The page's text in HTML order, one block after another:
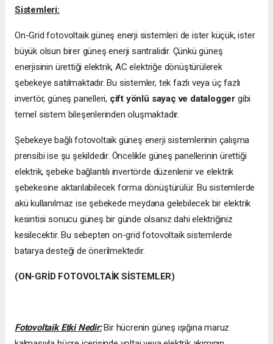
Sistemleri:
On-Grid fotovoltaik güneş enerji sistemleri de ister küçük, ister
büyük olsun birer güneş enerji santralidir. Çünkü güneş
enerjisinin ürettiği elektrik, AC elektriğe dönüştürülerek
şebekeye satılmaktadır. Bu sistemler, tek fazlı veya üç fazlı
invertör, güneş panelleri, çift yönlü sayaç ve datalogger gibi
temel sistem bileşenlerinden oluşmaktadır.
Şebekeye bağlı fotovoltaik güneş enerji sistemlerinin çalışma
prensibi ise şu şekildedir. Öncelikle güneş panellerinin ürettiği
elektrik, şebeke bağlantılı invertörde düzenlenir ve elektrik
şebekesine aktarılabilecek forma dönüştürülür. Bu sistemlerde
akü kullanılmaz ise şebekede meydana gelebilecek bir elektrik
kesintisi sonucu güneş bir günde olsanız dahi elektriğiniz
kesilecektir. Bu sebepten on-grid fotovoltaik sistemlerde
batarya desteği de önerilmektedir.
(ON-GRİD FOTOVOLTAİK SİSTEMLER)
Fotovoltaik Etki Nedir:Bir hücrenin güneş ışığına maruz